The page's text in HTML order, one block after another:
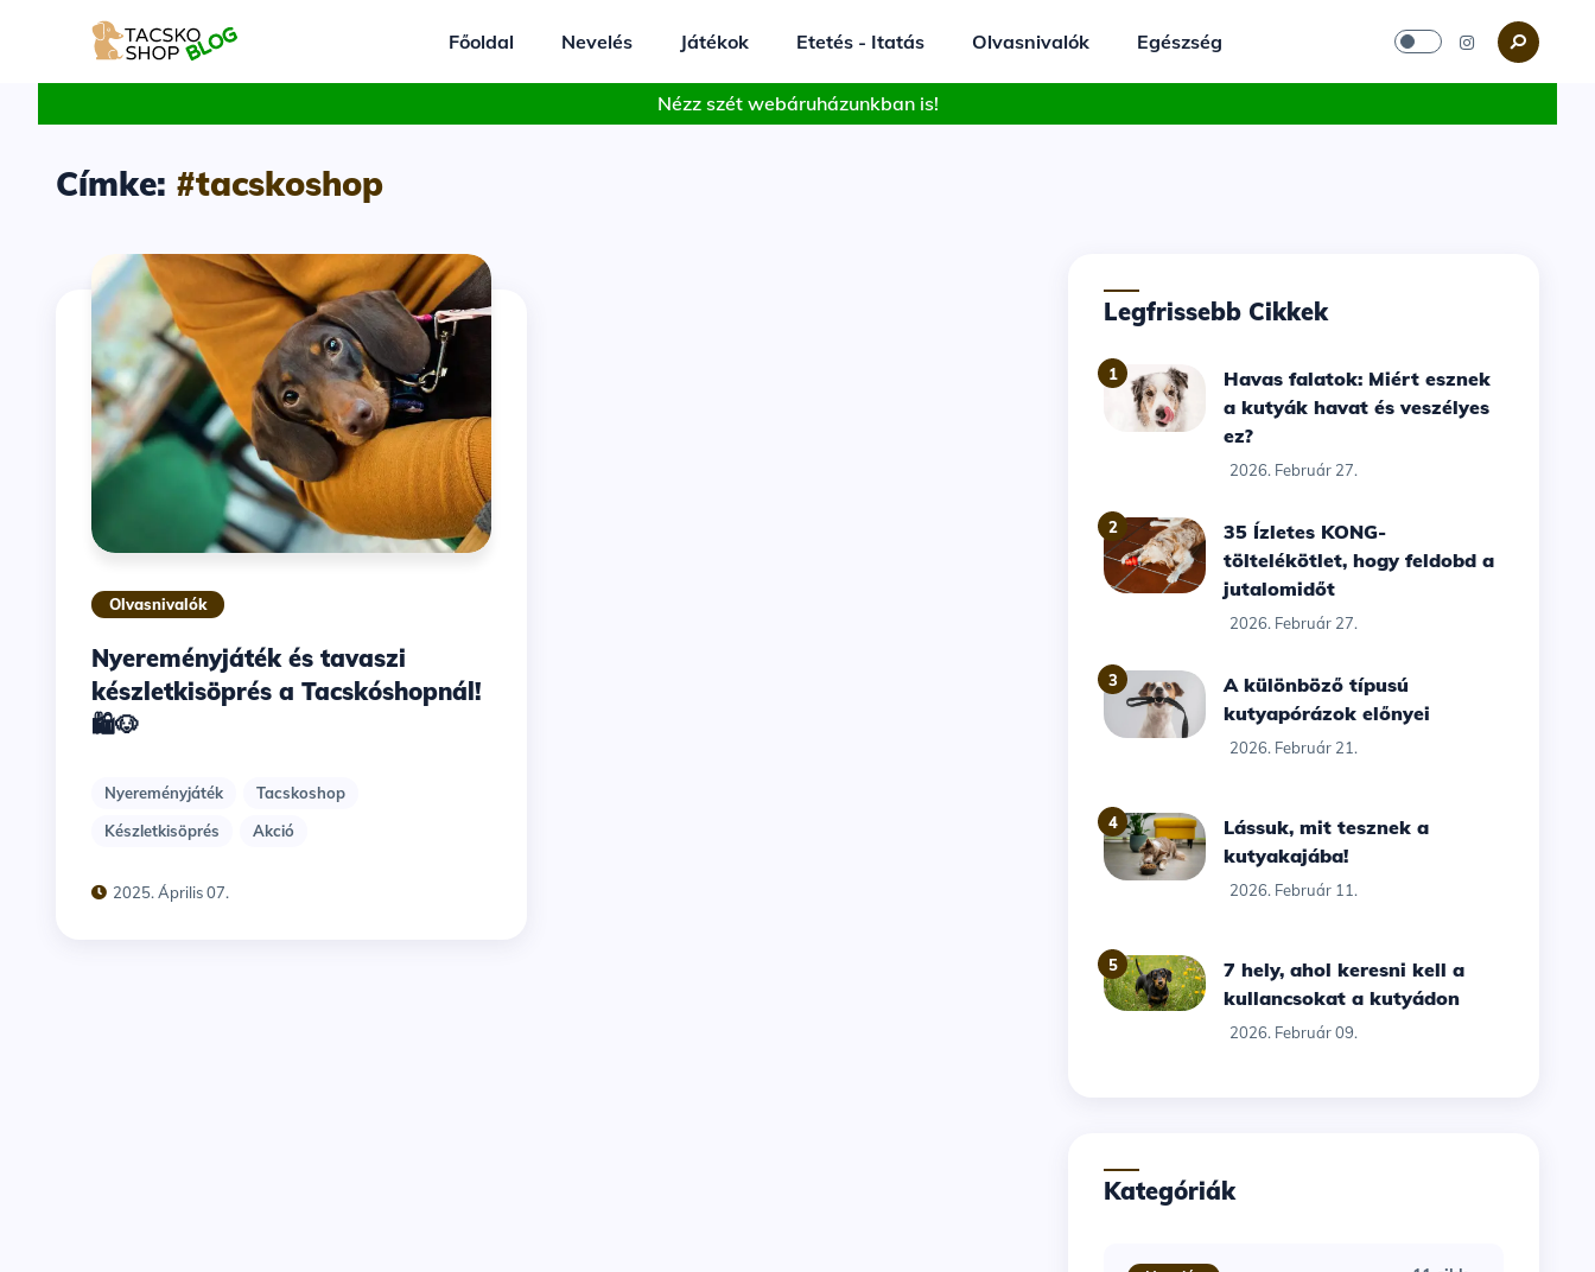
Főoldal Nevelés Játékok Etetés - Itatás Olvasnivalók Egészség
Nézz szét webáruházunkban is!
Címke: #tacskoshop
Olvasnivalók
Nyereményjáték és tavaszi
készletkisöprés a Tacskóshopnál!
🛍️🐶
Nyereményjáték
Tacskoshop
Készletkisöprés
Akció
2025. Április 07.
Legfrissebb Cikkek
1
Havas falatok: Miért esznek
a kutyák havat és veszélyes
ez?
2026. Február 27.
2
35 Ízletes KONG-
töltelékötlet, hogy feldobd a
jutalomidőt
2026. Február 27.
3
A különböző típusú
kutyapórázok előnyei
2026. Február 21.
4
Lássuk, mit tesznek a
kutyakajába!
2026. Február 11.
5
7 hely, ahol keresni kell a
kullancsokat a kutyádon
2026. Február 09.
Kategóriák